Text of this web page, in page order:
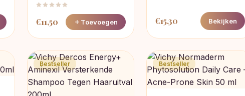
€11,50 Toevoegen €15,30 Bekijken
Bestseller Bestseller